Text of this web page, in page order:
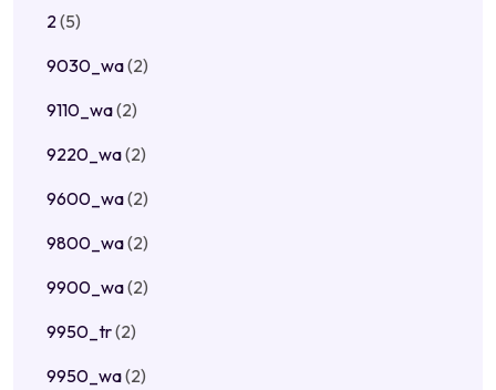
2(5)
9030_wa(2)
9110_wa(2)
9220_wa(2)
9600_wa(2)
9800_wa(2)
9900_wa(2)
9950_tr(2)
9950_wa(2)